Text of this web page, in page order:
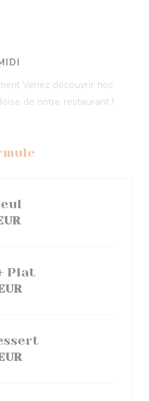
Venez découvrir nos
de notre restaurant !
Plat